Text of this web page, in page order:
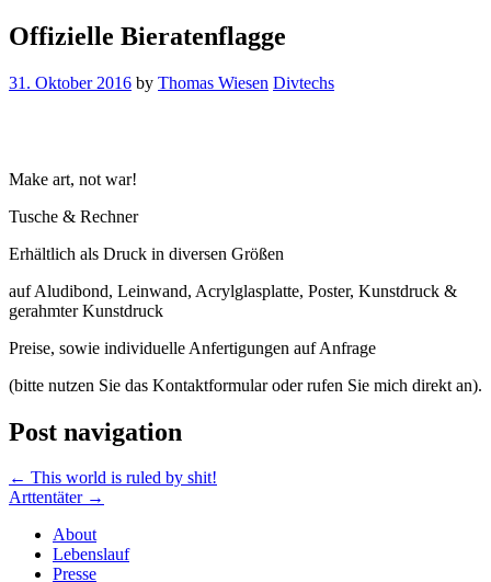
Offizielle Bieratenflagge
31. Oktober 2016 by Thomas Wiesen Divtechs
Make art, not war!
Tusche & Rechner
Erhältlich als Druck in diversen Größen
auf Aludibond, Leinwand, Acrylglasplatte, Poster, Kunstdruck &
gerahmter Kunstdruck
Preise, sowie individuelle Anfertigungen auf Anfrage
(bitte nutzen Sie das Kontaktformular oder rufen Sie mich direkt an).
Post navigation
← This world is ruled by shit!
Arttentäter →
About
Lebenslauf
Presse